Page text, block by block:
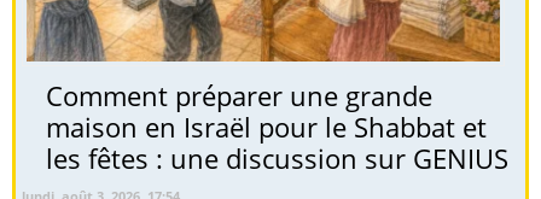
Comment préparer une grande
maison en Israël pour le Shabbat et
les fêtes : une discussion sur GENIUS